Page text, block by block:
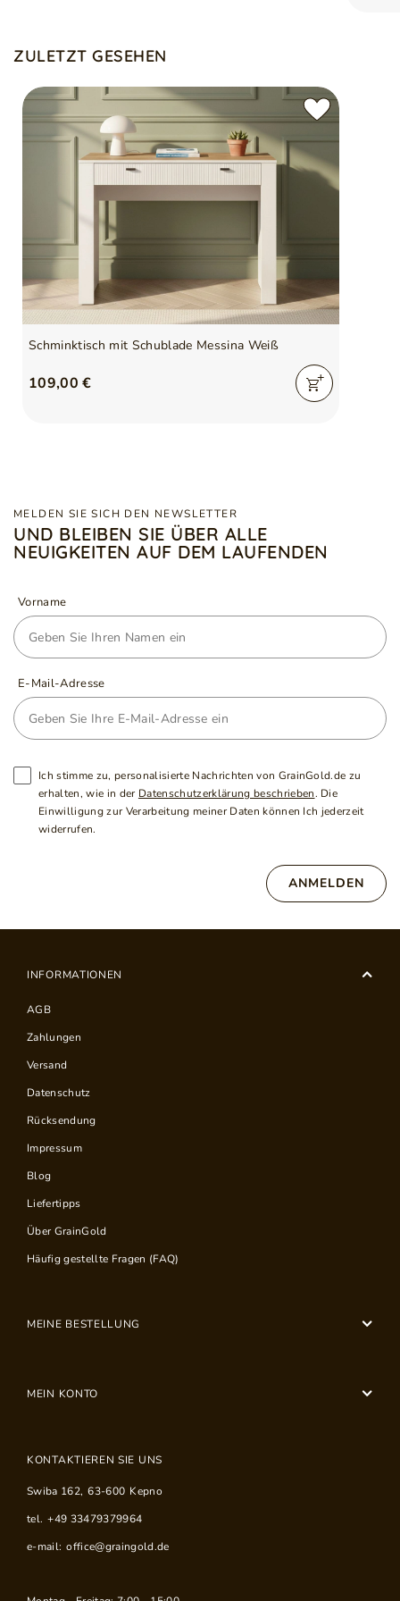
ZULETZT GESEHEN
Schminktisch mit Schublade Messina Weiß
109,00 €
MELDEN SIE SICH DEN NEWSLETTER
UND BLEIBEN SIE ÜBER ALLE
NEUIGKEITEN AUF DEM LAUFENDEN
Vorname
E-Mail-Adresse
Ich stimme zu, personalisierte Nachrichten von GrainGold.de zu
erhalten, wie in der Datenschutzerklärung beschrieben. Die
Einwilligung zur Verarbeitung meiner Daten können Ich jederzeit
widerrufen.
ANMELDEN
INFORMATIONEN
AGB
Zahlungen
Versand
Datenschutz
Rücksendung
Impressum
Blog
Liefertipps
Über GrainGold
Häufig gestellte Fragen (FAQ)
MEINE BESTELLUNG
MEIN KONTO
KONTAKTIEREN SIE UNS
Swiba 162, 63-600 Kepno
tel. +49 33479379964
e-mail: office@graingold.de